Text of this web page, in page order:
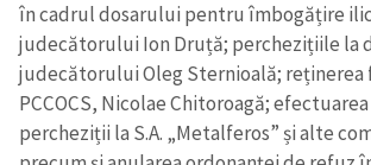
în cadrul dosarului pentru îmbogățire
judecătorului Ion Druță; perchezițiile la
judecătorului Oleg Sternioală; reținerea
PCCOCS, Nicolae Chitoroagă; efectuarea
percheziții la S.A. „Metalferos” și alte